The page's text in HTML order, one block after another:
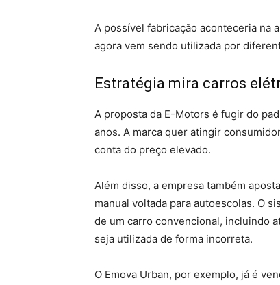
A possível fabricação aconteceria na
agora vem sendo utilizada por
Estratégia mira carros
A proposta da E-Motors é fugir do
anos. A marca quer atingir
conta do preço elevado.
Além disso, a empresa também
manual voltada para autoescolas. O
de um carro convencional, incluindo
seja utilizada de forma incorreta.
O Emova Urban, por exemplo, já é